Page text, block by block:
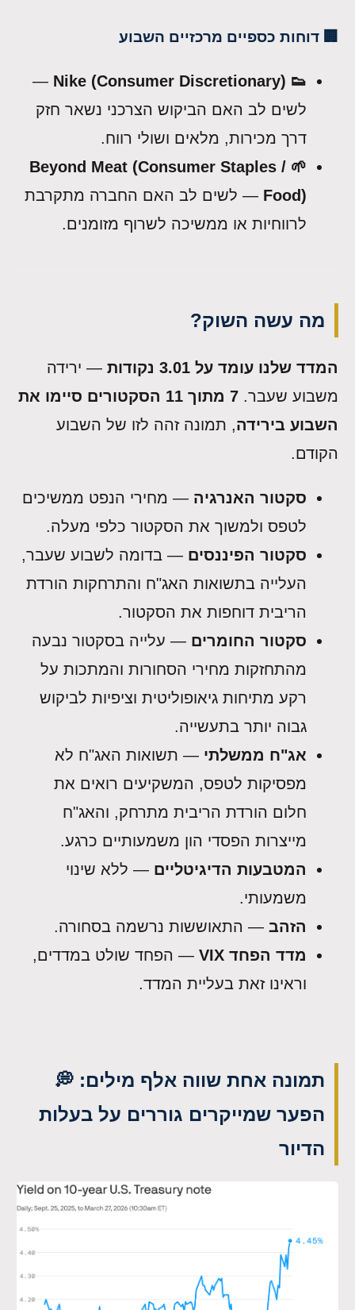
🏢 דוחות כספיים מרכזיים השבוע
👟 Nike (Consumer Discretionary)
—
לשים לב האם הביקוש הצרכני נשאר חזק
דרך מכירות, מלאים ושולי רווח.
🌱 Beyond Meat (Consumer Staples /
Food) — לשים לב האם החברה מתקרבת
לרווחיות או ממשיכה לשרוף מזומנים.
מה עשה השוק?
המדד שלנו עומד על 3.01 נקודות
— ירידה
משבוע שעבר.
7 מתוך 11 הסקטורים סיימו את
השבוע בירידה, תמונה זהה לזו של השבוע
הקודם.
סקטור האנרגיה — מחירי הנפט ממשיכים
לטפס ולמשוך את הסקטור כלפי מעלה.
סקטור הפיננסים — בדומה לשבוע שעבר,
העלייה בתשואות האג"ח והתרחקות הורדת
הריבית דוחפות את הסקטור.
סקטור החומרים — עלייה בסקטור נבעה
מהתחזקות מחירי הסחורות והמתכות על
רקע מתיחות גיאופוליטית וציפיות לביקוש
גבוה יותר בתעשייה.
אג"ח ממשלתי — תשואות האג"ח לא
מפסיקות לטפס, המשקיעים רואים את
חלום הורדת הריבית מתרחק, והאג"ח
מייצרות הפסדי הון משמעותיים כרגע.
המטבעות הדיגיטליים — ללא שינוי
משמעותי.
הזהב — התאוששות נרשמה בסחורה.
מדד הפחד VIX
— הפחד שולט במדדים,
וראינו זאת בעליית המדד.
תמונה אחת שווה אלף מילים: 💭
הפער שמייקרים גוררים על בעלות
הדיור